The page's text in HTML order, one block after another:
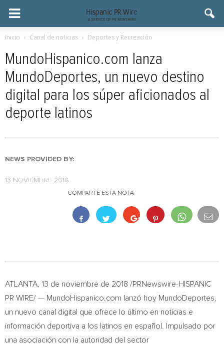
Inicio Canal de noticias Deportes y Recreación
MundoHispanico.com lanza
MundoDeportes, un nuevo destino
digital para los súper aficionados al
deporte latinos
NEWS PROVIDED BY:
13 NOVIEMBRE 2018
COMPARTE ESTA NOTA
ATLANTA , 13 de noviembre de 2018 /PRNewswire-HISPANIC
PR WIRE/ — MundoHispanico.com lanzó hoy MundoDeportes,
un nuevo canal digital que ofrece lo último en noticias e
información deportiva a los latinos en español. Impulsado por
una asociación con la autoridad del sector